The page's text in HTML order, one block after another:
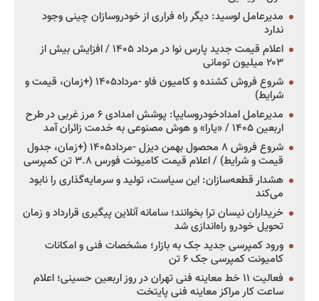
مدیرعامل لوسید: دیگر راه فراری از خودروسازان چینی وجود
ندارد
اعلام قیمت جدید پارس نوا در مرداد ۱۴۰۵ / افزایش بیش از
۲۰۳ میلیون تومانی
شروع فروش کشنده و کامیون فاو -مرداد۱۴۰۵ (+زمان، قیمت و
شرایط)
مدیرعامل امدادخودروسایپا: پوشش امدادی ۶ مرز غربی در طرح
اربعین ۱۴۰۵ / «یارا» و هوش مصنوعی به خدمت زائران آمد
شروع فروش ۸ محصول بهمن دیزل -مرداد۱۴۰۵ (+زمان، جدول
قیمت و شرایط) / اعلام قیمت کامیونت فورس ۳.۸ تن کمپرسی
هشدار قطعه‌سازان: این سیاست، تولید و سرمایه‌گذاری را نابود
می‌کند
خریداران نیسان ترا بخوانند؛ سامانه آنلاین پیگیری قرارداد و زمان
تحویل خودرو راه‌اندازی شد
ورود کمپرسی جدید جک به بازار؛ مشخصات فنی و امکانات
کامیونت کمپرسی جک ۶ تن
فعالیت ۱۱ خط معاینه فنی تهران در روز اربعین حسینی؛ اعلام
ساعت کار مراکز معاینه فنی پایتخت